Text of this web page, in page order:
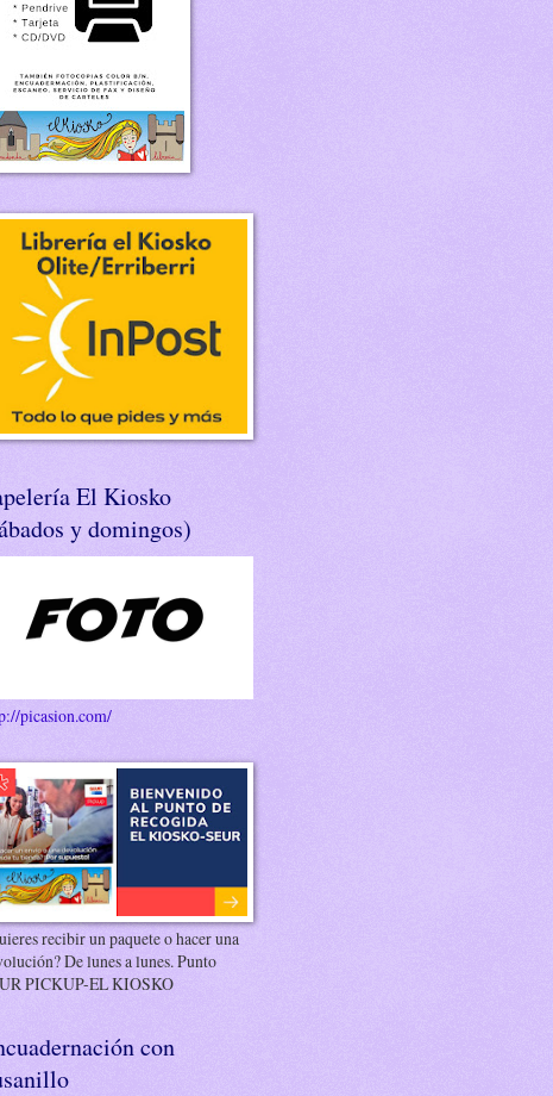
El Kiosko
y domingos)
picasion.com/
recibir un paquete o hacer una
De lunes a lunes. Punto
PICKUP-EL KIOSKO
con